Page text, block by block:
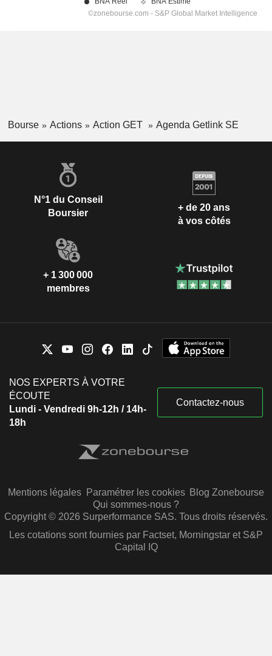
Bourse Actions Action GET Agenda Getlink SE
N°1 du Conseil
Boursier
+ de 20 ans
à vos côtés
+ 1 300 000
membres
NOS EXPERTS À VOTRE
ÉCOUTE
Lundi - Vendredi 9h-12h / 14h-
18h
Contactez-nous
Mentions légales Paramétrer les cookies Blog Zonebourse
Qui sommes-nous ?
Copyright © 2026 Surperformance SAS. Tous droits réservés.
Les cotations sont fournies par Factset, Morningstar et S&P
Capital IQ